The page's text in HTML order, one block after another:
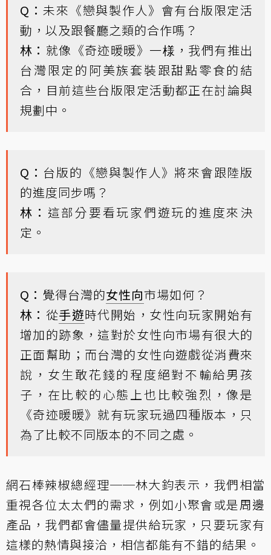
Q：未來《戀與製作人》會有台版限定活
動，以及跟餐廳之類的合作嗎？
林： 就像《奇迹暖暖》一様，我們有推出
台灣限定的阿美族套裝跟甜點零食的結
合，目前這些台版限定活動都正在討論與
規劃中。
Q： 台版的《戀與製作人》將來會跟陸版
的進度同步嗎？
林： 這部分要看玩家們遊玩的進度來決
定。
Q： 覺得台灣的女性向市場如何？
林： 從手遊時代開始，女性向玩家開始有
增加的跡象，這對於女性向市場有很大的
正面幫助；而台灣的女性向遊戲從消費來
說，女生敢花錢的程度絕對不輸給男孩
子，在比較的心態上也比較強烈，像是
《奇迹暖暖》就有玩家玩過四種版本，只
為了比較不同版本的不同之處。
網石棒辣椒總經理──林大鈞表示，我們相當
重視各位太太們的需求，例如小聚會或是周邊
產品，我們都會儘量提供給玩家，只要玩家有
這樣的熱情與接洽，相信都能有不錯的結果。